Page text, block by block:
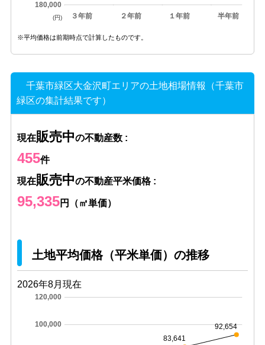
３年前 ２年前 １年前 半年前
180,000
(円)
※平均価格は前期時点で計算したものです。
千葉市緑区大金沢町エリアの土地相場情報（千葉市
緑区の集計結果です）
現在販売中の不動産数 :
455件
現在販売中の不動産平米価格 :
95,335円（㎡単価）
土地平均価格（平米単価）の推移
2026年8月現在
100,000
120,000
83,641
92,654